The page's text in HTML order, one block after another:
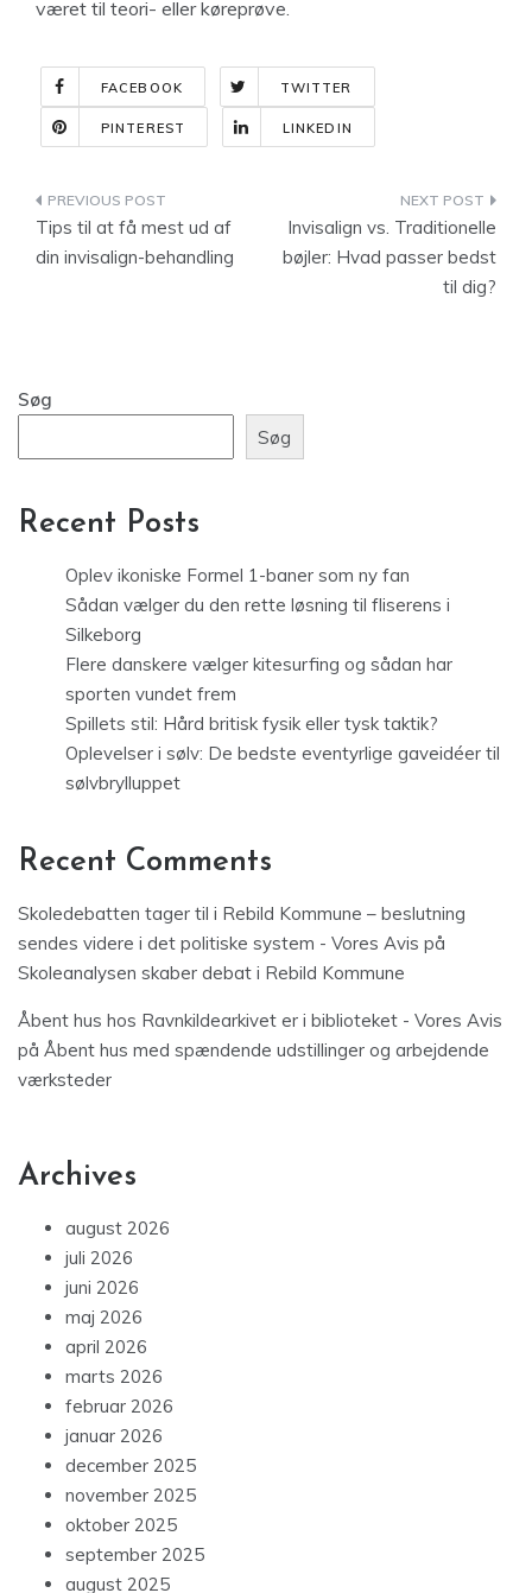
været til teori- eller køreprøve.
FACEBOOK TWITTER
PINTEREST LINKEDIN
Indlægsnavigation
Tips til at få mest ud af
din invisalign-behandling
Invisalign vs. Traditionelle
bøjler: Hvad passer bedst
til dig?
Søg
Søg
Recent Posts
Oplev ikoniske Formel 1-baner som ny fan
Sådan vælger du den rette løsning til fliserens i
Silkeborg
Flere danskere vælger kitesurfing og sådan har
sporten vundet frem
Spillets stil: Hård britisk fysik eller tysk taktik?
Oplevelser i sølv: De bedste eventyrlige gaveidéer til
sølvbrylluppet
Recent Comments
Skoledebatten tager til i Rebild Kommune – beslutning
sendes videre i det politiske system - Vores Avis på
Skoleanalysen skaber debat i Rebild Kommune
Åbent hus hos Ravnkildearkivet er i biblioteket - Vores Avis
på Åbent hus med spændende udstillinger og arbejdende
værksteder
Archives
august 2026
juli 2026
juni 2026
maj 2026
april 2026
marts 2026
februar 2026
januar 2026
december 2025
november 2025
oktober 2025
september 2025
august 2025